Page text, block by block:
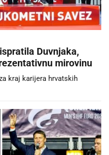
Duvnjaka,
mirovinu
kraj karijera hrvatskih